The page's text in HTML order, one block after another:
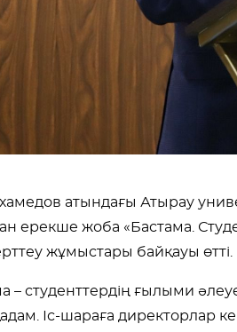
атындағы Атырау
ерекше жоба «Бастама.
жұмыстары байқауы өтті.
– студенттердің ғылыми
Іс-шараға директорлар